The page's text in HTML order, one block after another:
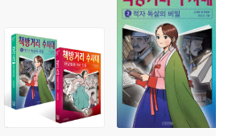
전쟁의 위험이 도사리고 있었고, 소련에 의한
버마 아웅산 묘소 폭탄 테러 사건 등 냉전과 분
들이 연속해 벌어졌습니다. 어린이들은 해마다
숙제로 반공 포스터와 글짓기를 하면서 우리
학습했지요. 그 와중에 6.25 전쟁 발발 33주
맞아 KBS에서 〈이산가족을 찾습니다〉 프로
월 30일부터 11월 14일까지 무려 138일 동안